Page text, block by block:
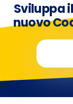
Sviluppa
nuovo